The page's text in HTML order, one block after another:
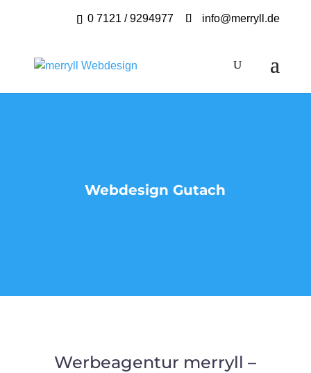
0 7121 / 9294977 info@merryll.de
Webdesign Gutach
Werbeagentur merryll –